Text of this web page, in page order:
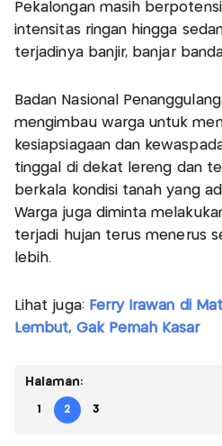
Pekalongan masih
intensitas ringan hingga
terjadinya banjir, banjar
Badan Nasional
mengimbau warga untuk
kesiapsiagaan dan
tinggal di dekat lereng dan
berkala kondisi tanah yang
Warga juga diminta
terjadi hujan terus menerus
lebih.
Lihat juga: Ferry Irawan di
Lembut, Gak Pernah Kasar
Halaman:
1 2 3